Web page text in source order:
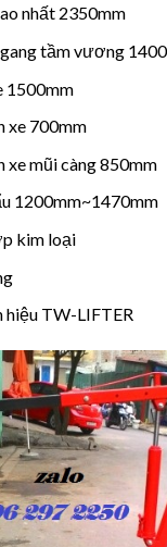
nhất 2350mm
tầm vương
1500mm
xe 700mm
xe mũi càng 850mm
1200mm~1470mm
kim loại
hiệu TW-LIFTER